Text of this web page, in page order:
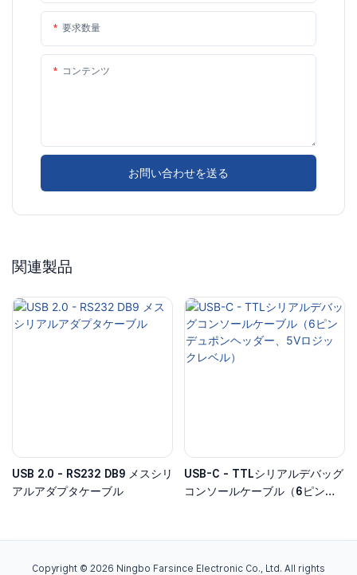
要求数量
コンテンツ
お問い合わせを送る
関連製品
USB 2.0 - RS232 DB9 メスシリ
アルアダプタケーブル
USB-C - TTLシリアルデバッグ
コンソールケーブル（6ピンデ
Copyright © 2026 Ningbo Farsince Electronic Co., Ltd. All rights